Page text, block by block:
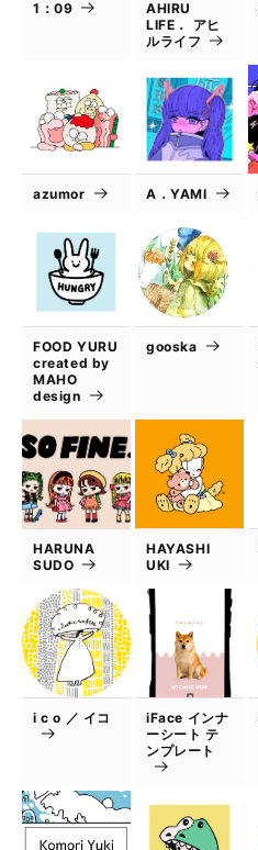
1：09
AHIRU
LIFE． アヒ
ルライフ
azumor A．YAMI
FOOD YURU
created by
MAHO
design
gooska
HARUNA
SUDO
HAYASHI
UKI
i c o ／ イコ
iFace インナ
ーシート テ
ンプレート